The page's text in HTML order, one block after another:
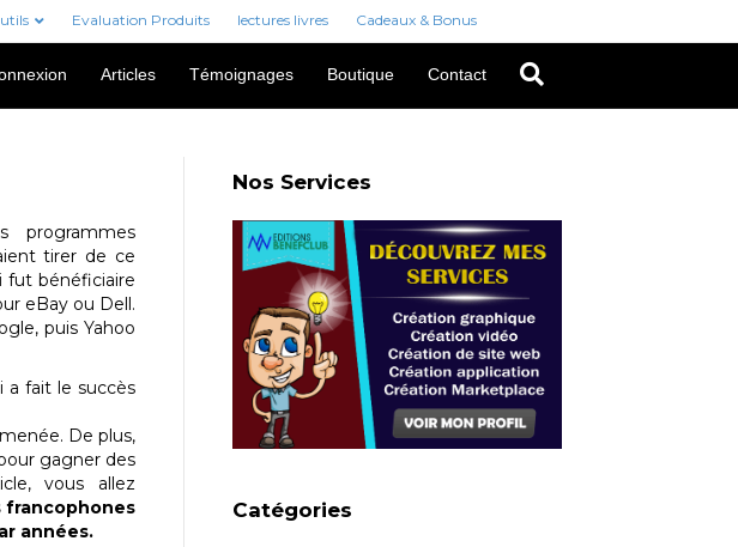
Evaluation Produits lectures livres Cadeaux & Bonus
Articles Témoignages Boutique Contact
programmes
tirer de ce
fut bénéficiaire
eBay ou Dell.
puis Yahoo
a fait le succès
De plus,
gagner des
vous allez
francophones
années.
Nos Services
Catégories